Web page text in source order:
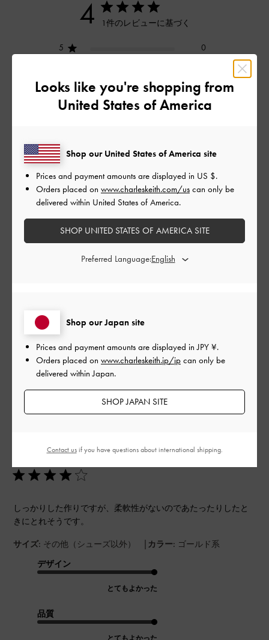
4 1件のレビューに基づく
5
0
3
0
2
もっと見る
フィルター
デザインは良い
しっかりした作りですが、柔軟性がないのであたったりしたと
きにとれそうです。
サイズ: その他（シューズ以外） | カラー: ゴールド系
デザイン
とてもよかった
品質
Looks like you're shopping from
United States of America
Shop our Japan site
Prices and payment amounts are displayed inJPY ¥.
Orders placed on www.charleskeith.jp/jp can only be
delivered within Japan.
SHOP JAPAN SITE
Shop our United States of America site
Prices and payment amounts are displayed in US $.
Orders placed on www.charleskeith.com/us can only be
delivered within United States of America.
SHOP UNITED STATES OF AMERICA SITE
Preferred Language:
Contact usif you have questions about international shipping.